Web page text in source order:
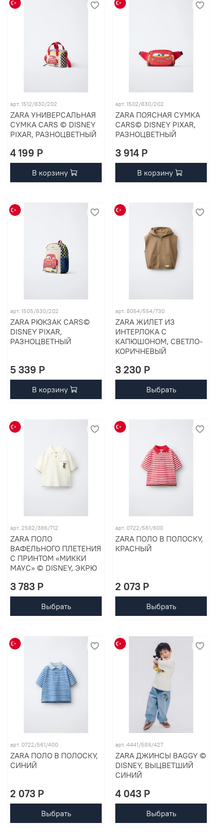
арт. 1512/830/202
ZARA УНИВЕРСАЛЬНАЯ
СУМКА CARS © DISNEY
PIXAR, РАЗНОЦВЕТНЫЙ
4 199 P
В корзину
арт. 1502/830/202
ZARA ПОЯСНАЯ СУМКА
CARS© DISNEY PIXAR,
РАЗНОЦВЕТНЫЙ
3 914 P
В корзину
арт. 1505/830/202
ZARA РЮКЗАК CARS©
DISNEY PIXAR,
РАЗНОЦВЕТНЫЙ
5 339 P
В корзину
арт. 8054/554/730
ZARA ЖИЛЕТ ИЗ
ИНТЕРЛОКА С
КАПЮШОНОМ, СВЕТЛО-
КОРИЧНЕВЫЙ
3 230 P
Выбрать
арт. 2582/386/712
ZARA ПОЛО
ВАФЕЛЬНОГО ПЛЕТЕНИЯ
С ПРИНТОМ «МИККИ
МАУС» © DISNEY, ЭКРЮ
3 783 P
Выбрать
арт. 0722/561/600
ZARA ПОЛО В ПОЛОСКУ,
КРАСНЫЙ
2 073 P
Выбрать
арт. 0722/561/400
ZARA ПОЛО В ПОЛОСКУ,
СИНИЙ
2 073 P
Выбрать
арт. 4441/589/427
ZARA ДЖИНСЫ BAGGY ©
DISNEY, ВЫЦВЕТШИЙ
СИНИЙ
4 043 P
Выбрать